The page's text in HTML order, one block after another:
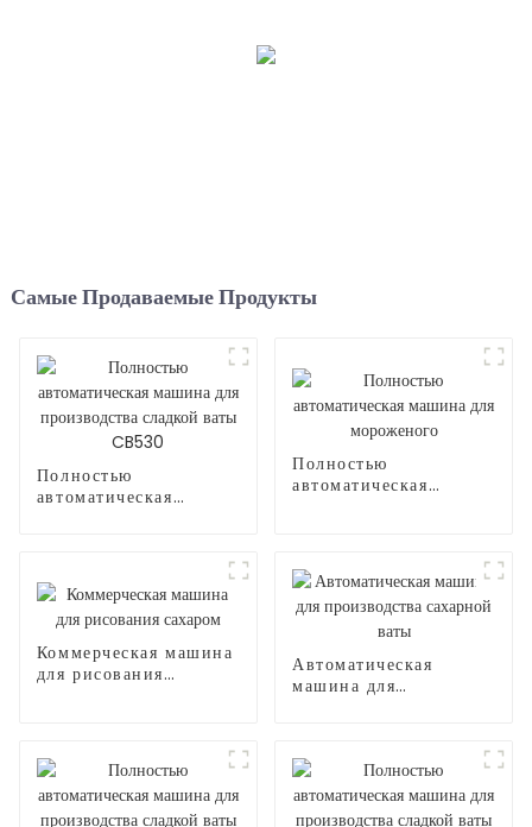
Самые Продаваемые Продукты
Полностью
автоматическая
Полностью
автоматическая
Коммерческая машина
для рисования
Автоматическая
машина для